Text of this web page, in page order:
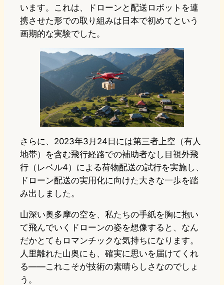
います。これは、ドローンと配送ロボットを連
携させた形での取り組みは日本で初めてという
画期的な実験でした。
さらに、2023年3月24日には第三者上空（有人
地帯）を含む飛行経路での補助者なし目視外飛
行（レベル4）による荷物配送の試行を実施し、
ドローン配送の実用化に向けた大きな一歩を踏
み出しました。
山深い奥多摩の空を、私たちの手紙を胸に抱い
て飛んでいくドローンの姿を想像すると、なん
だかとてもロマンチックな気持ちになります。
人里離れた山奥にも、確実に思いを届けてくれ
る――これこそが技術の素晴らしさなのでしょ
う。